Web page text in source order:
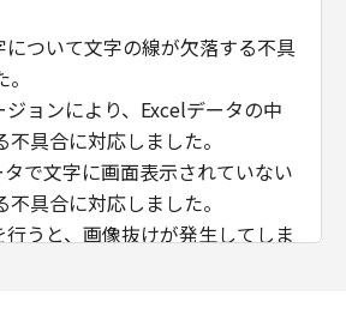
ついて文字の線が欠落する不具
ョンにより、Excelデータの中
具合に対応しました。
で文字に画面表示されていない
具合に対応しました。
うと、画像抜けが発生してしま